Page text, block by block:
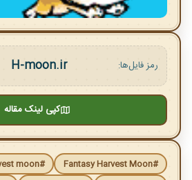
رمز فایل‌ها: H-moon.ir
کپی لینک مقاله
#Fantasy Harvest Moon
#harvest moon